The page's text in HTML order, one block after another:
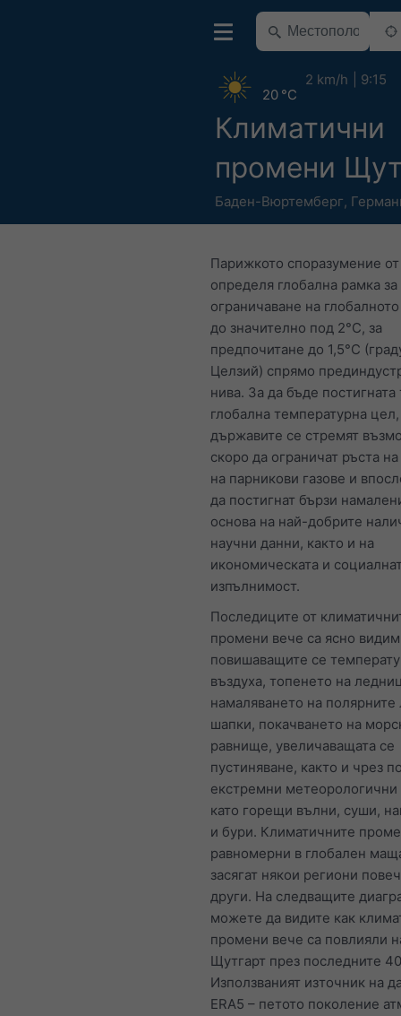
Климатични
промени
Баден-Вюртемберг,
20 °C
2 km/h 9:15
Парижкото споразумение от
определя глобална рамка за
ограничаване на
до значително под 2°C, за
предпочитане до 1,5°C
Целзий) спрямо
нива. За да бъде постигната
глобална температурна цел,
държавите се стремят
скоро да ограничат ръста
на парникови газове и
да постигнат бързи
основа на най-добрите
научни данни, както и на
икономическата и
изпълнимост.
Последиците от
промени вече са ясно
повишаващите се
въздуха, топенето на
намаляването на полярните
шапки, покачването на
равнище, увеличаващата се
пустиняване, както и чрез
екстремни метеорологични
като горещи вълни, суши,
и бури. Климатичните
равномерни в глобален
засягат някои региони
други. На следващите
можете да видите как
промени вече са повлияли
Щутгарт през последните
Използваният източник на
ERA5 – петото поколение